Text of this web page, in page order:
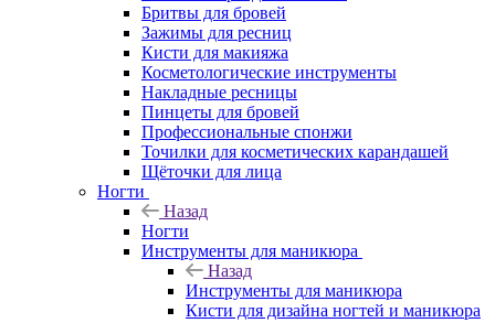
Бритвы для бровей
Зажимы для ресниц
Кисти для макияжа
Косметологические инструменты
Накладные ресницы
Пинцеты для бровей
Профессиональные спонжи
Точилки для косметических карандашей
Щёточки для лица
Ногти
Назад
Ногти
Инструменты для маникюра
Назад
Инструменты для маникюра
Кисти для дизайна ногтей и маникюра